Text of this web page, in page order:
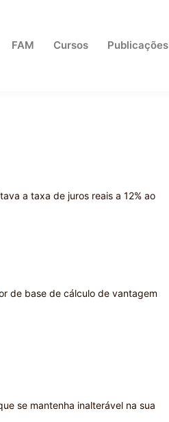
FAM Cursos Publicações
a taxa de juros reais a 12% ao
de base de cálculo de vantagem
se mantenha inalterável na sua